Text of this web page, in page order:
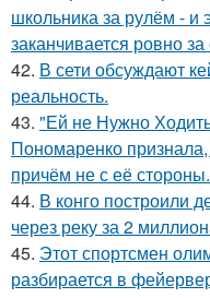
школьника за рулём - и
заканчивается ровно
42. В сети обсуждают
реальность.
43. "Ей не Нужно
Пономаренко признала,
причём не с её стороны.
44. В конго построили
через реку за 2
45. Этот спортсмен
разбирается в